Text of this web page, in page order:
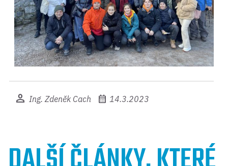
person Ing. Zdeněk Cach calendar_month 14.3.2023